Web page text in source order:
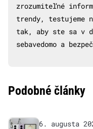
zrozumiteľné
trendy, testujeme
tak, aby ste sa v
sebavedomo a
Podobné články
6. augusta